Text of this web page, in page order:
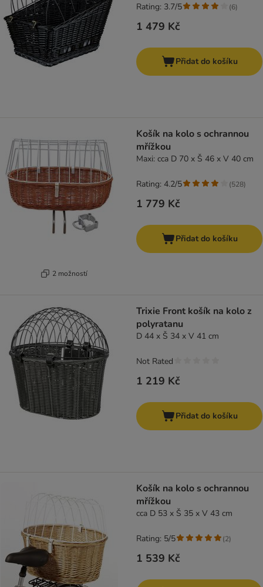
1 479 Kč
Rating: 3.7/5 (6)
Přidat do košíku
2 možností
Košík na kolo s ochrannou
mřížkou
Maxi: cca D 70 x Š 46 x V 40 cm
1 779 Kč
Rating: 4.2/5 (528)
Přidat do košíku
Trixie Front košík na kolo z
polyratanu
D 44 x Š 34 x V 41 cm
1 219 Kč
Not Rated
Přidat do košíku
Košík na kolo s ochrannou
mřížkou
cca D 53 x Š 35 x V 43 cm
1 539 Kč
Rating: 5/5 (2)